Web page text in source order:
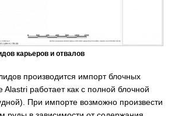
карьеров и отвалов
производится импорт блочных
работает как с полной блочной
При импорте возможно произвести